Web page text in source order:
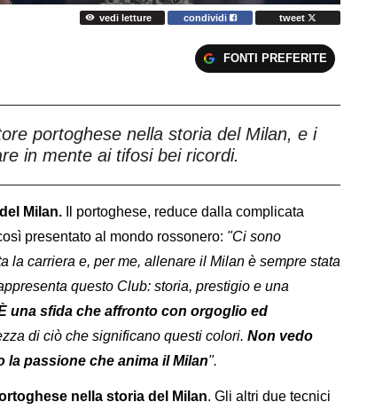
vedi letture condividi tweet
FONTI PREFERITE
portoghese nella storia del Milan, e i
in mente ai tifosi bei ricordi.
Milan. Il portoghese, reduce dalla complicata
presentato al mondo rossonero: "Ci sono
la carriera e, per me, allenare il Milan è sempre stata
questo Club: storia, prestigio e una
una sfida che affronto con orgoglio ed
di ciò che significano questi colori. Non vedo
passione che anima il Milan".
nella storia del Milan. Gli altri due tecnici